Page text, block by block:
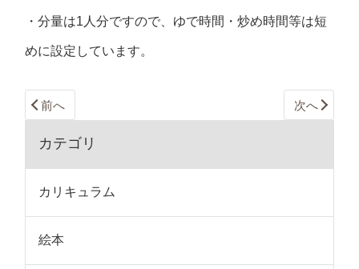
・分量は1人分ですので、ゆで時間・炒め時間等は短
めに設定しています。
前へ 次へ
カテゴリ
カリキュラム
絵本